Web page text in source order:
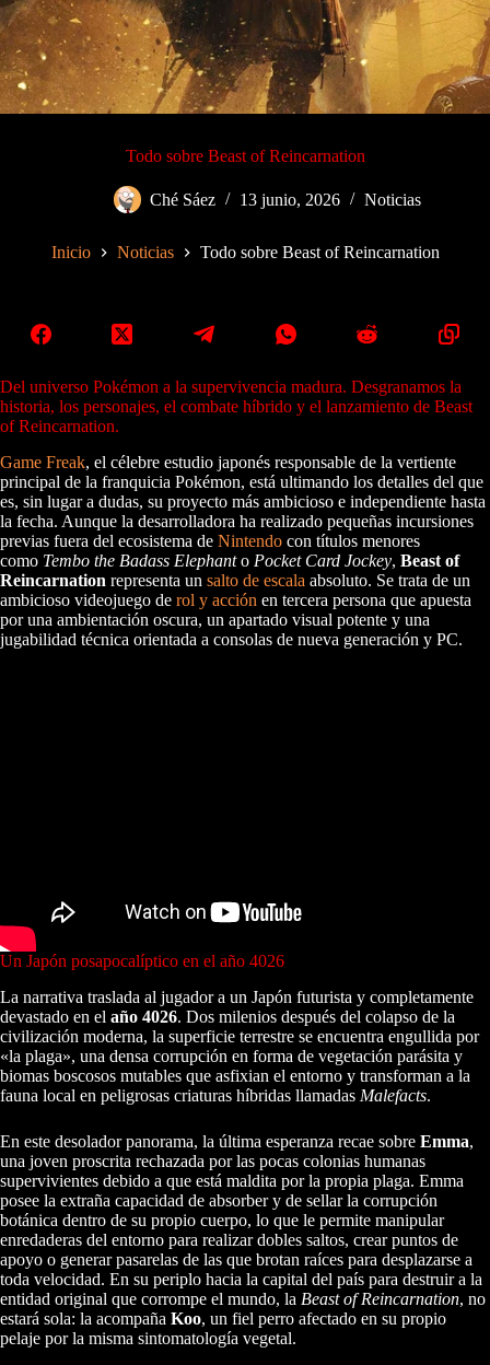
Todo sobre Beast of Reincarnation
Ché Sáez 13 junio, 2026 Noticias
Inicio Noticias Todo sobre Beast of Reincarnation
Del universo Pokémon a la supervivencia madura. Desgranamos la
historia, los personajes, el combate híbrido y el lanzamiento de Beast
of Reincarnation.
Game Freak, el célebre estudio japonés responsable de la vertiente
principal de la franquicia Pokémon, está ultimando los detalles del que
es, sin lugar a dudas, su proyecto más ambicioso e independiente hasta
la fecha. Aunque la desarrolladora ha realizado pequeñas incursiones
previas fuera del ecosistema de Nintendo con títulos menores
como Tembo the Badass Elephanto Pocket Card Jockey, Beast of
Reincarnation representa un salto de escala absoluto. Se trata de un
ambicioso videojuego de rol y acción en tercera persona que apuesta
por una ambientación oscura, un apartado visual potente y una
jugabilidad técnica orientada a consolas de nueva generación y PC.
Un Japón posapocalíptico en el año 4026
La narrativa traslada al jugador a un Japón futurista y completamente
devastado en el año 4026. Dos milenios después del colapso de la
civilización moderna, la superficie terrestre se encuentra engullida por
«la plaga», una densa corrupción en forma de vegetación parásita y
biomas boscosos mutables que asfixian el entorno y transforman a la
fauna local en peligrosas criaturas híbridas llamadas Malefacts.
En este desolador panorama, la última esperanza recae sobre Emma,
una joven proscrita rechazada por las pocas colonias humanas
supervivientes debido a que está maldita por la propia plaga. Emma
posee la extraña capacidad de absorber y de sellar la corrupción
botánica dentro de su propio cuerpo, lo que le permite manipular
enredaderas del entorno para realizar dobles saltos, crear puntos de
apoyo o generar pasarelas de las que brotan raíces para desplazarse a
toda velocidad. En su periplo hacia la capital del país para destruir a la
entidad original que corrompe el mundo, la Beast of Reincarnation, no
estará sola: la acompaña Koo, un fiel perro afectado en su propio
pelaje por la misma sintomatología vegetal.